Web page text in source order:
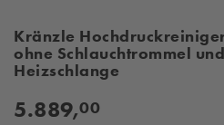
Kränzle
ohne Schlauchtrommel
Heizschlange
5.889,00